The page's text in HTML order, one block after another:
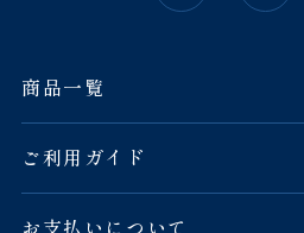
商品一覧
ご利用ガイド
お支払いについて